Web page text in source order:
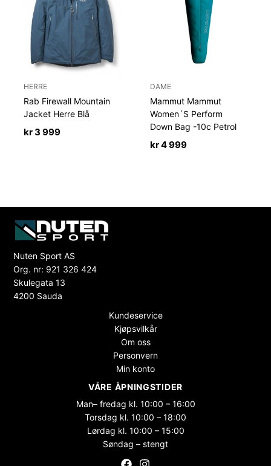
HERRE
Rab Firewall Mountain
Jacket Herre Blå
kr3 999
DAME
Mammut Mammut
Women´S Perform
Down Bag -10c Petrol
kr4 999
Nuten Sport AS
Org. nr: 921 326 424
Skulegata 13
4200 Sauda
Kundeservice
Kjøpsvilkår
Om oss
Personvern
Min konto
VÅRE ÅPNINGSTIDER
Man– fredag kl. 10:00 – 16:00
Torsdag kl. 10:00 – 18:00
Lørdag kl. 10:00 – 15:00
Søndag – stengt